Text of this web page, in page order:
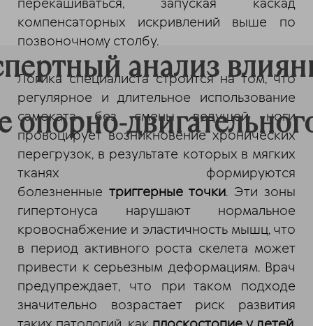
анализ
опорно-
перекашиваться, запуская каскад
компенсаторных искривлений выше по
позвоночному столбу.
Логика специалиста строится на том, что
регулярное и длительное использование
самоката без смены ведущей ноги
провоцирует возникновение хронических
перегрузок, в результате которых в мягких
тканях формируются
болезненные триггерные точки. Эти зоны
гипертонуса нарушают нормальное
кровоснабжение и эластичность мышц, что
в период активного роста скелета может
привести к серьезным деформациям. Врач
предупреждает, что при таком подходе
значительно возрастает риск развития